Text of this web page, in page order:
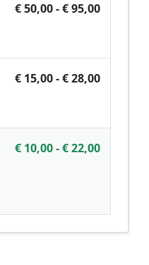
€ 50,00 - € 95,00
€ 15,00 - € 28,00
€ 10,00 - € 22,00